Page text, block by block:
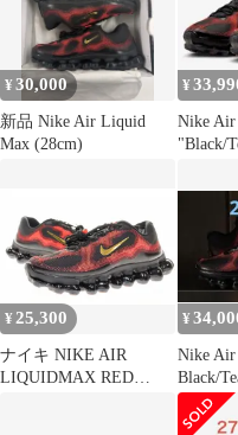
¥30,000
新品 Nike Air Liquid
Max (28cm)
¥
Nike
"Black/
¥ 25,300
ナイキ NIKE AIR
LIQUIDMAX RED
¥
Nike
Black/